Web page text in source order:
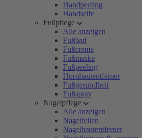
Handpeeling
Handseife
Fußpflege
Alle anzeigen
Fußbad
Fußcreme
Fußmaske
Fußpeeling
Hornhautentferner
Fußgesundheit
Fußspray
Nagelpflege
Alle anzeigen
Nagelfeilen
Nagelhautentferner